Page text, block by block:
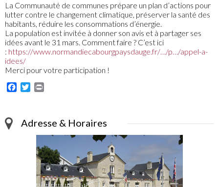
La Communauté de communes prépare un plan d’actions pour
lutter contre le changement climatique, préserver la santé des
habitants, réduire les consommations d’énergie.
La population est invitée à donner son avis et à partager ses
idées avant le 31 mars. Comment faire ? C’est ici
: https://www.normandiecabourgpaysdauge.fr/…/p…/appel-a-
idees/
Merci pour votre participation !
Facebook
Twitter
Adresse & Horaires